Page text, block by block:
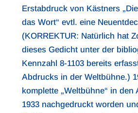
Erstabdruck von Kästners
das Wort“ evtl. eine
(KORREKTUR: Natürlich hat
dieses Gedicht unter der
Kennzahl 8-1103 bereits
Abdrucks in der Weltbühne.)
komplette „Weltbühne“ in den
1933 nachgedruckt worden